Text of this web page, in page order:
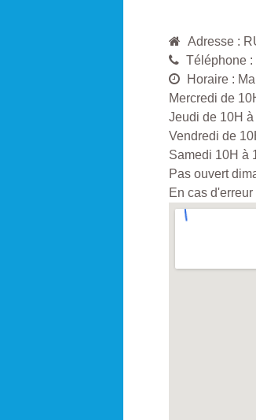
Adresse :
Téléphone :
Horaire :
Mercredi de
Jeudi de 10H à
Vendredi de
Samedi 10H à
Pas ouvert
En cas